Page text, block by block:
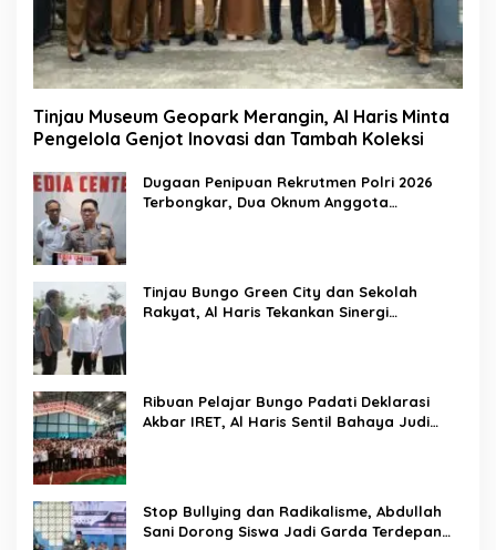
Tinjau Museum Geopark Merangin, Al Haris Minta
Pengelola Genjot Inovasi dan Tambah Koleksi
Dugaan Penipuan Rekrutmen Polri 2026
Terbongkar, Dua Oknum Anggota
Tinjau Bungo Green City dan Sekolah
Rakyat, Al Haris Tekankan Sinergi
Ribuan Pelajar Bungo Padati Deklarasi
Akbar IRET, Al Haris Sentil Bahaya Judi
Stop Bullying dan Radikalisme, Abdullah
Sani Dorong Siswa Jadi Garda Terdepan